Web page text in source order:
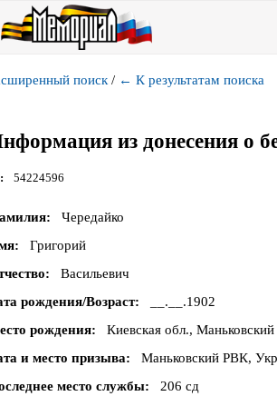
поиск / ← К результатам поиска
из донесения о
54224596
Чередайко
Григорий
Васильевич
рождения/Возраст
__.__.1902
рождения
Киевская обл.,
и место призыва
Маньковский РВК,
место службы
206 сд